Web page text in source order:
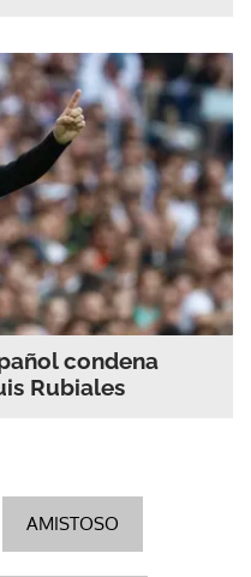
condena
Rubiales
AMISTOSO